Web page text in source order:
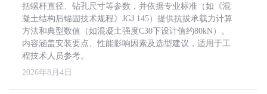
括螺杆直径、钻孔尺寸等参数，并依据专业标准（如《混
凝土结构后锚固技术规程》JGJ 145）提供抗拔承载力计算
方法和典型数值（如混凝土强度C30下设计值约80kN）。
内容涵盖安装要点、性能影响因素及选型建议，适用于工
程技术人员参考。
2026年8月4日